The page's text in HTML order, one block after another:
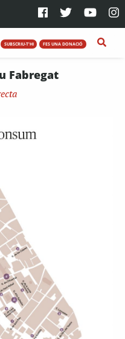
SUBSCRIU-T'HI FES UNA DONACIÓ
Fabregat